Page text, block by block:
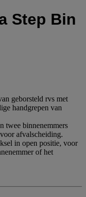
Step Bin
geborsteld rvs met
handgrepen van
twee binnenemmers
afvalscheiding.
in open positie, voor
of het